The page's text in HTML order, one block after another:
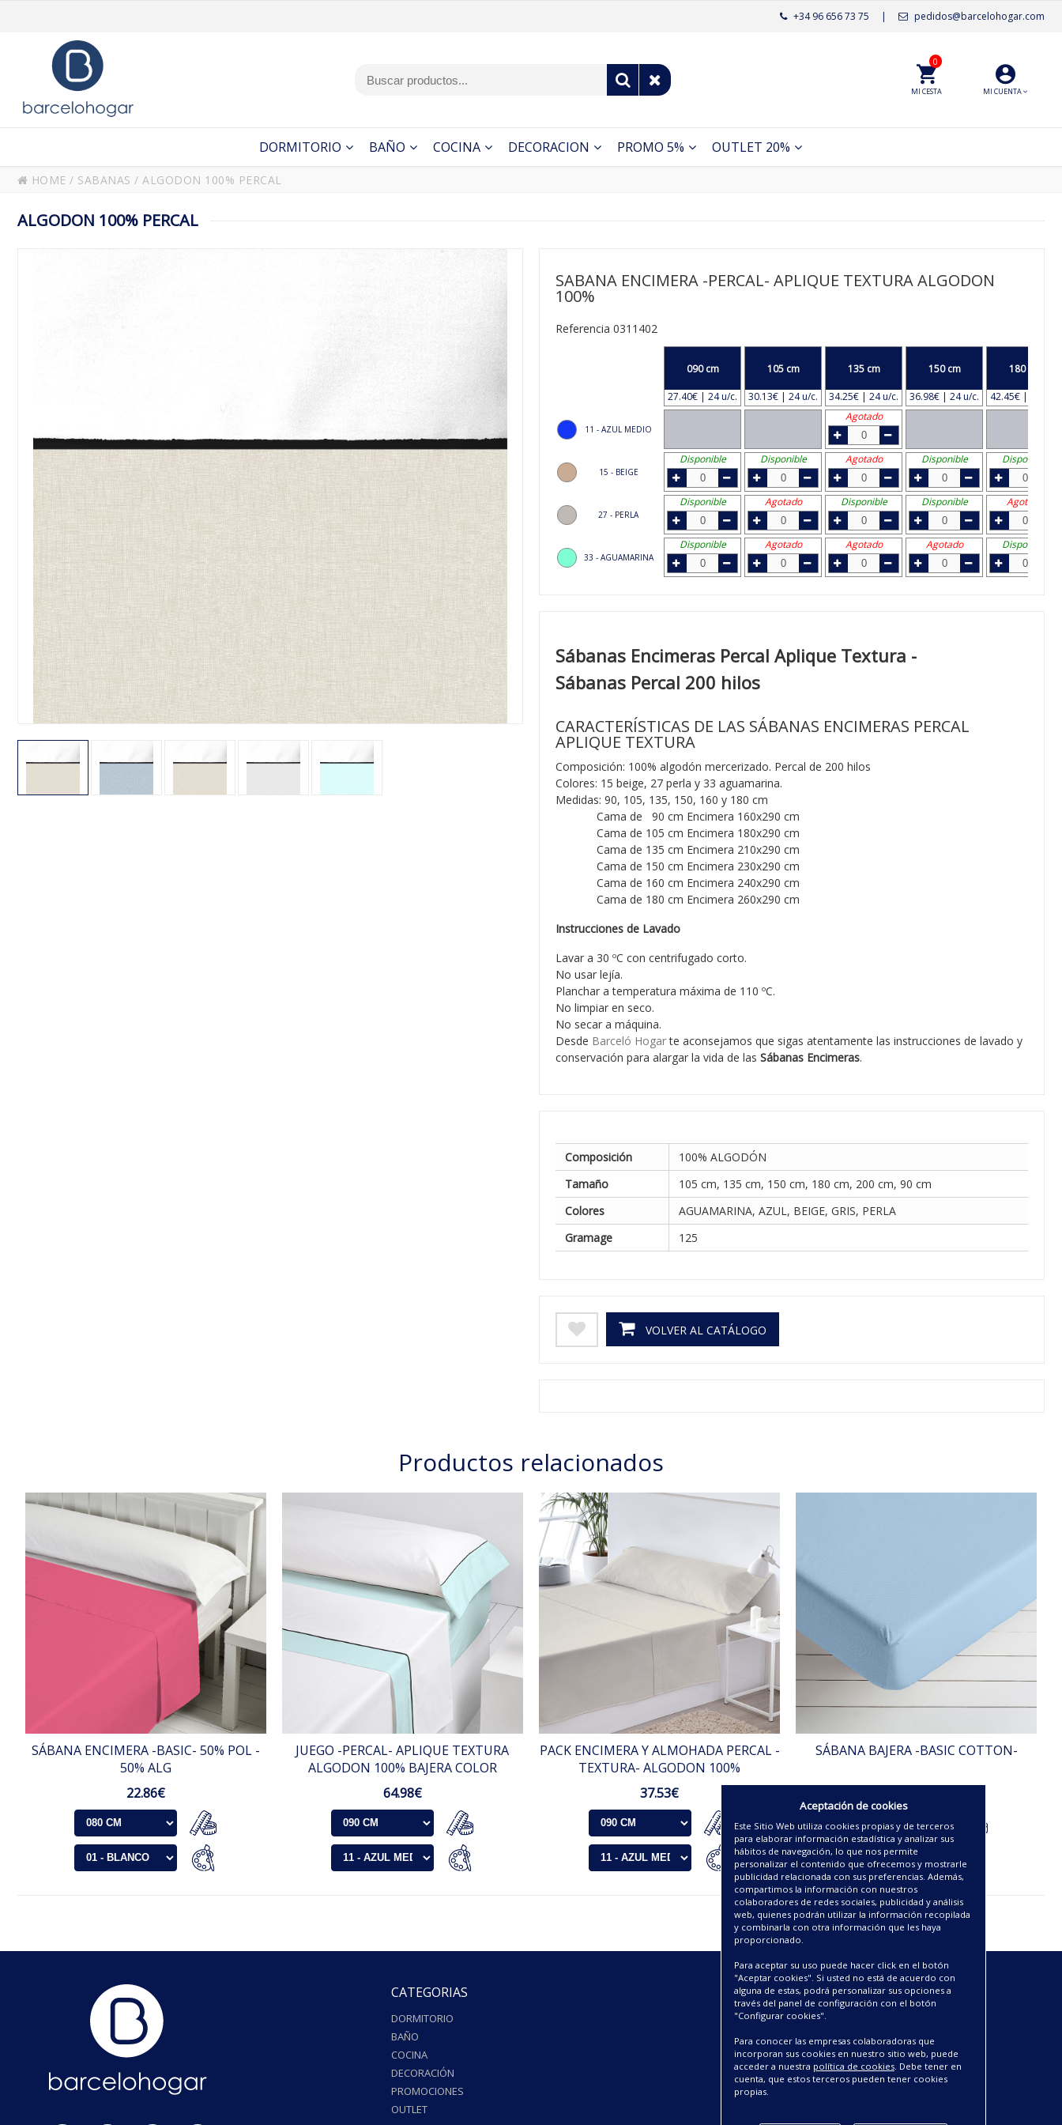
pedidos@barcelohogar.com
|
+34 96 656 73 75
MI CUENTA
MI CESTA
0
DORMITORIO BAÑO COCINA DECORACION PROMO 5% OUTLET 20%
HOME / SABANAS /ALGODON 100% PERCAL
ALGODON 100% PERCAL
SABANA ENCIMERA -PERCAL- APLIQUE TEXTURA ALGODON
100%
Referencia 0311402
11 - AZUL MEDIO
15 - BEIGE
27 - PERLA
33 - AGUAMARINA
090 cm
27.40€ | 24 u/c.
105 cm
30.13€ | 24 u/c.
135 cm
34.25€ | 24 u/c.
150 cm
36.98€ | 24 u/c.
180 cm
42.45€ | 24 u/c.
Agotado
Disponible Disponible Agotado Disponible Disponible
Disponible Agotado Disponible Disponible Agotado
Disponible Agotado Agotado Agotado Disponible
Sábanas Encimeras Percal Aplique Textura -
Sábanas Percal 200 hilos
CARACTERÍSTICAS DE LAS SÁBANAS ENCIMERAS PERCAL
APLIQUE TEXTURA
Composición: 100% algodón mercerizado. Percal de 200 hilos
Colores: 15 beige, 27 perla y 33 aguamarina.
Medidas: 90, 105, 135, 150, 160 y 180 cm
Cama de 90 cm Encimera 160x290 cm
Cama de 105 cm Encimera 180x290 cm
Cama de 135 cm Encimera 210x290 cm
Cama de 150 cm Encimera 230x290 cm
Cama de 160 cm Encimera 240x290 cm
Cama de 180 cm Encimera 260x290 cm
Instrucciones de Lavado
Lavar a 30 ºC con centrifugado corto.
No usar lejía.
Planchar a temperatura máxima de 110 ºC.
No limpiar en seco.
No secar a máquina.
Desde Barceló Hogarte aconsejamos que sigas atentamente las instrucciones de lavado y
conservación para alargar la vida de las Sábanas Encimeras.
Composición
100% ALGODÓN
Tamaño
105 cm, 135 cm, 150 cm, 180 cm, 200 cm, 90 cm
Colores
AGUAMARINA, AZUL, BEIGE, GRIS, PERLA
Gramage
125
VOLVER AL CATÁLOGO
Productos relacionados
SÁBANA ENCIMERA -BASIC- 50% POL -
50% ALG
22.86€
JUEGO -PERCAL- APLIQUE TEXTURA
ALGODON 100% BAJERA COLOR
64.98€
PACK ENCIMERA Y ALMOHADA PERCAL -
TEXTURA- ALGODON 100%
37.53€
SÁBANA BAJERA -BASIC COTTON-
CATEGORIAS
DORMITORIO
BAÑO
COCINA
DECORACIÓN
PROMOCIONES
OUTLET
ENLACES
CATÁLOGOS PDF
SOBRE NOSOTROS
CONDICIONES DE ENVÍO Y ENTREGA
POLÍTICA DE DEVOLUCIONES
AVISO LEGAL
Aceptación de cookies
Este Sitio Web utiliza cookies propias y de terceros
para elaborar información estadística y analizar sus
hábitos de navegación, lo que nos permite
personalizar el contenido que ofrecemos y mostrarle
publicidad relacionada con sus preferencias. Además,
compartimos la información con nuestros
colaboradores de redes sociales, publicidad y análisis
web, quienes podrán utilizar la información recopilada
y combinarla con otra información que les haya
proporcionado.
Para aceptar su uso puede hacer click en el botón
"Aceptar cookies". Si usted no está de acuerdo con
alguna de estas, podrá personalizar sus opciones a
través del panel de configuración con el botón
"Configurar cookies".
Para conocer las empresas colaboradoras que
incorporan sus cookies en nuestro sitio web, puede
acceder a nuestra política de cookies. Debe tener en
cuenta, que estos terceros pueden tener cookies
propias.